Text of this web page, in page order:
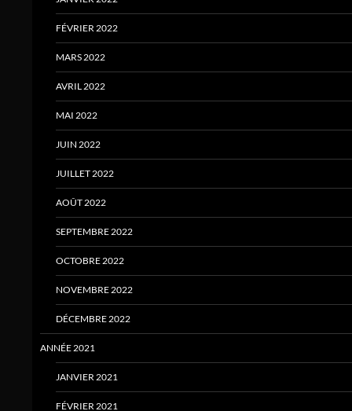
FÉVRIER 2022
MARS 2022
AVRIL 2022
MAI 2022
JUIN 2022
JUILLET 2022
AOÛT 2022
SEPTEMBRE 2022
OCTOBRE 2022
NOVEMBRE 2022
DÉCEMBRE 2022
ANNÉE 2021
JANVIER 2021
FÉVRIER 2021